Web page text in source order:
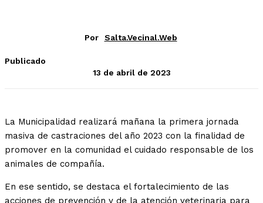
Por Salta.vecinal.web
Publicado
13 de abril de 2023
La Municipalidad realizará mañana la primera jornada
masiva de castraciones del año 2023 con la finalidad de
promover en la comunidad el cuidado responsable de los
animales de compañía.
En ese sentido, se destaca el fortalecimiento de las
acciones de prevención y de la atención veterinaria para